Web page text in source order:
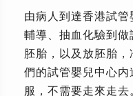
由病人到達香港試管
輔導、抽血化驗到
胚胎，以及放胚胎
們的試管嬰兒中心
服，不需要走來走去